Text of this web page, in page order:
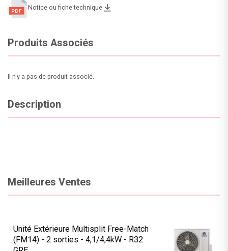
Notice ou fiche technique
Produits Associés
Il n'y a pas de produit associé.
Description
Meilleures Ventes
Unité Extérieure Multisplit Free-Match
(FM14) - 2 sorties - 4,1/4,4kW - R32